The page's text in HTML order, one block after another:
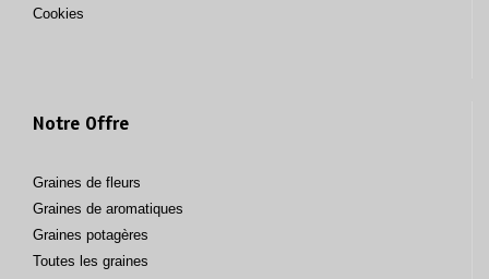
Cookies
Notre Offre
Graines de fleurs
Graines de aromatiques
Graines potagères
Toutes les graines